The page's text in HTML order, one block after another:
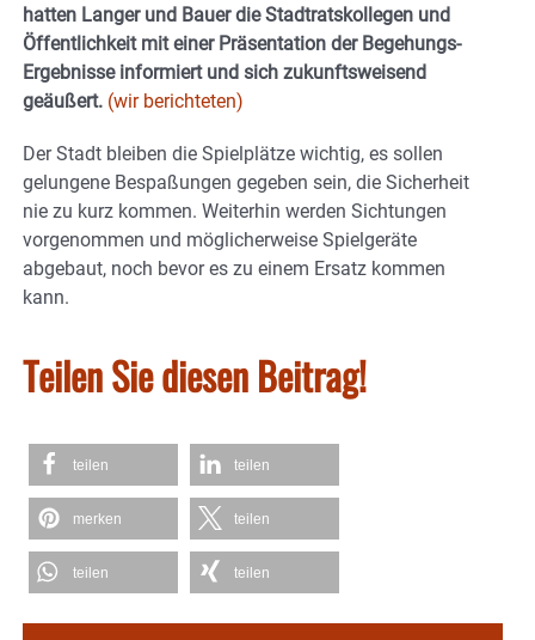
hatten Langer und Bauer die Stadtratskollegen und
Öffentlichkeit mit einer Präsentation der Begehungs-
Ergebnisse informiert und sich zukunftsweisend
geäußert. (wir berichteten)
Der Stadt bleiben die Spielplätze wichtig, es sollen
gelungene Bespaßungen gegeben sein, die Sicherheit
nie zu kurz kommen. Weiterhin werden Sichtungen
vorgenommen und möglicherweise Spielgeräte
abgebaut, noch bevor es zu einem Ersatz kommen
kann.
Teilen Sie diesen Beitrag!
teilen teilen
merken teilen
teilen teilen